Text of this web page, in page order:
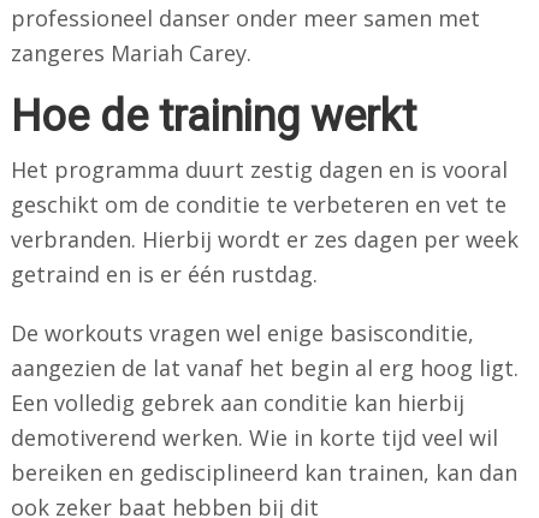
professioneel danser onder meer samen met
zangeres Mariah Carey.
Hoe de training werkt
Het programma duurt zestig dagen en is vooral
geschikt om de conditie te verbeteren en vet te
verbranden. Hierbij wordt er zes dagen per week
getraind en is er één rustdag.
De workouts vragen wel enige basisconditie,
aangezien de lat vanaf het begin al erg hoog ligt.
Een volledig gebrek aan conditie kan hierbij
demotiverend werken. Wie in korte tijd veel wil
bereiken en gedisciplineerd kan trainen, kan dan
ook zeker baat hebben bij dit